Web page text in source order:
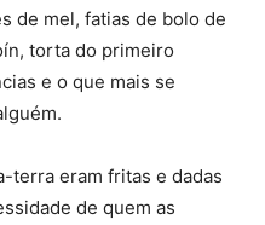
de mel, fatias de bolo de
torta do primeiro
e o que mais se
terra eram fritas e dadas
de quem as